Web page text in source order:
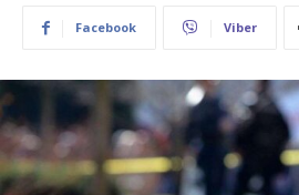
Facebook Viber